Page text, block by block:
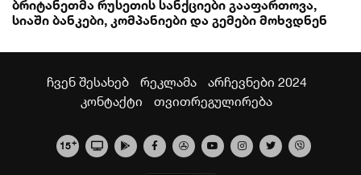
ბრიტანეთმა რუსეთის სანქციები გააფართოვა,
სიაში ბანკები, კომპანიები და გემები მოხვდნენ
ჩვენ შესახებ რეკლამა
არჩევნები 2024
კონტაქტი
თვითრეგულირება
15+